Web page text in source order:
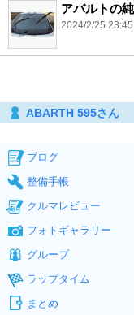
アバルトの
2024/2/25 23:45
ABARTH 595さん
ブログ
整備手帳
クルマレビュー
フォトギャラリー
グループ
ラップタイム
まとめ